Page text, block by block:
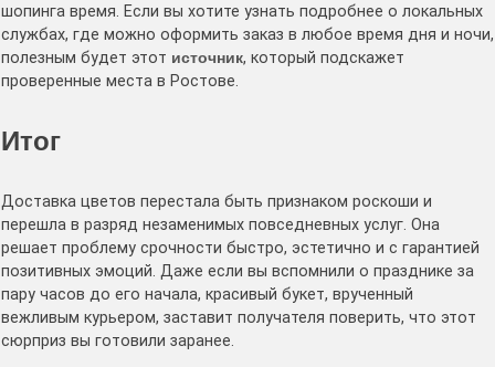
шопинга время. Если вы хотите узнать подробнее о локальных
службах, где можно оформить заказ в любое время дня и ночи,
полезным будет этот источник, который подскажет
проверенные места в Ростове.
Итог
Доставка цветов перестала быть признаком роскоши и
перешла в разряд незаменимых повседневных услуг. Она
решает проблему срочности быстро, эстетично и с гарантией
позитивных эмоций. Даже если вы вспомнили о празднике за
пару часов до его начала, красивый букет, врученный
вежливым курьером, заставит получателя поверить, что этот
сюрприз вы готовили заранее.